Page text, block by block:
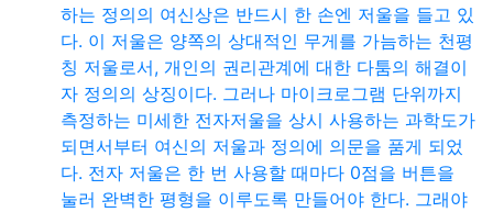
하는 정의의 여신상은 반드시 한 손엔 저울을 들고 있
다. 이 저울은 양쪽의 상대적인 무게를 가늠하는 천평
칭 저울로서, 개인의 권리관계에 대한 다툼의 해결이
자 정의의 상징이다. 그러나 마이크로그램 단위까지
측정하는 미세한 전자저울을 상시 사용하는 과학도가
되면서부터 여신의 저울과 정의에 의문을 품게 되었
다. 전자 저울은 한 번 사용할 때마다 0점을 버튼을
눌러 완벽한 평형을 이루도록 만들어야 한다. 그래야